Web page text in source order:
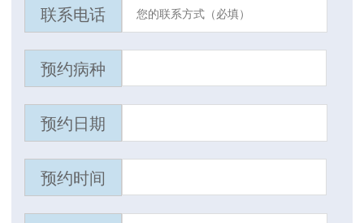
联系电话
预约病种
预约日期
预约时间